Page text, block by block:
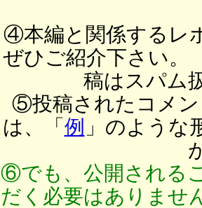
④本編と関係するレ
ぜひご紹介下さい。
稿はスパム
⑤投稿されたコメン
は、「 例 」のような
⑥でも、公開される
だく必要はありませ